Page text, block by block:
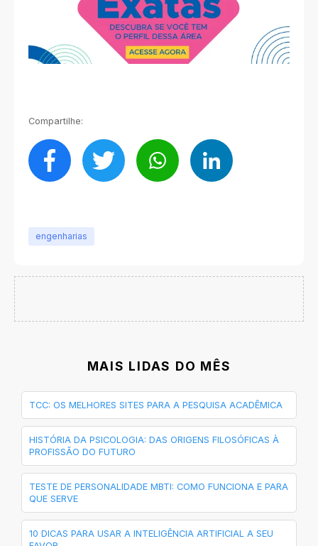
Compartilhe:
engenharias
MAIS LIDAS DO MÊS
TCC: OS MELHORES SITES PARA A PESQUISA ACADÊMICA
HISTÓRIA DA PSICOLOGIA: DAS ORIGENS FILOSÓFICAS À
PROFISSÃO DO FUTURO
TESTE DE PERSONALIDADE MBTI: COMO FUNCIONA E PARA
QUE SERVE
10 DICAS PARA USAR A INTELIGÊNCIA ARTIFICIAL A SEU